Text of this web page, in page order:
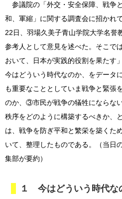
参議院の「外交・安全保障、戦争
和、軍縮」に関する調査会に招かれ
22日、羽場久美子青山学院大学名誉
参考人として意見を述べた。そこで
おいて、日本が実践的役割を果たす
今はどういう時代なのか、をデータ
も重要なこととしていま戦争と緊張
のか、③市民が戦争の犠牲にならな
秩序をどのように構築するべきか、
は、戦争を防ぎ平和と繁栄を築くた
いて、整理したものである。（当日
集部が要約）
１ 今はどういう時代な